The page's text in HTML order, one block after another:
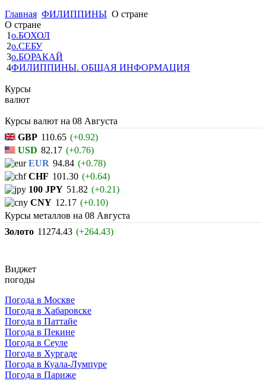
Главная ФИЛИППИНЫ О стране
О стране
1о.БОХОЛ
2о.СЕБУ
3о.БОРАКАЙ
4ФИЛИППИНЫ. ОБЩАЯ ИНФОРМАЦИЯ
Курсы
валют
Курсы валют на 08 Августа
GBP 110.65 (+0.92)
USD 82.17 (+0.76)
EUR 94.84 (+0.78)
CHF 101.30 (+0.64)
100 JPY 51.82 (+0.21)
CNY 12.17 (+0.10)
Курсы металлов на 08 Августа
Золото 11274.43 (+264.43)
Виджет
погоды
Погода в Москве
Погода в Хабаровске
Погода в Паттайе
Погода в Пекине
Погода в Сеуле
Погода в Хургаде
Погода в Куала-Лумпуре
Погода в Париже